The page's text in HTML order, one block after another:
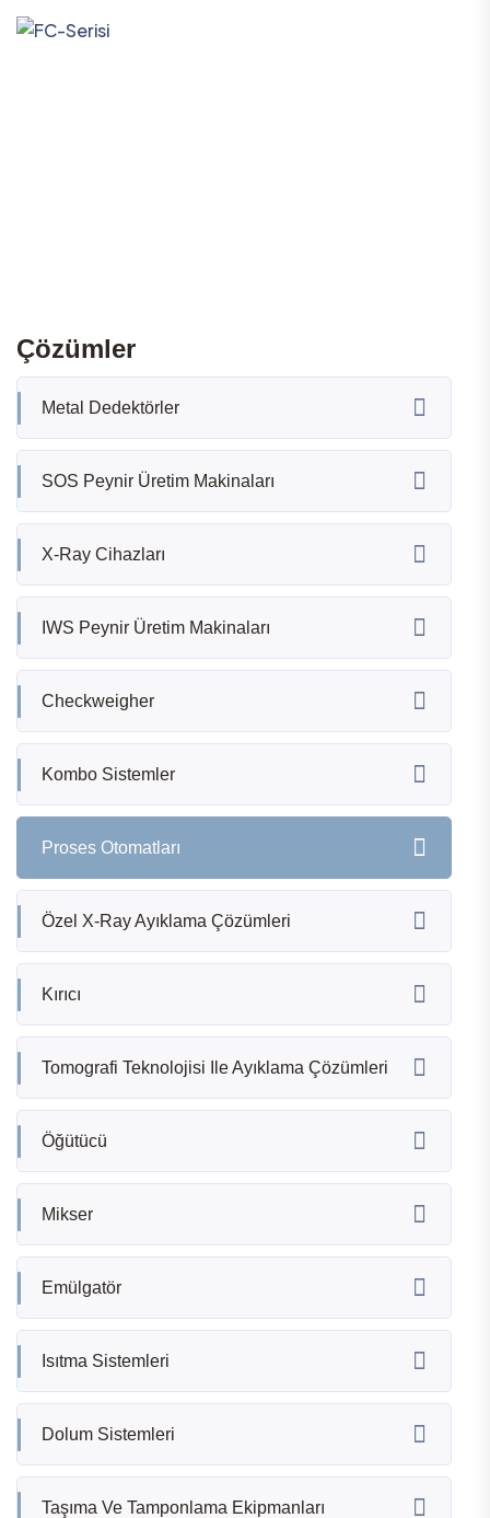
Çözümler
Metal Dedektörler
SOS Peynir Üretim Makinaları
X-Ray Cihazları
IWS Peynir Üretim Makinaları
Checkweigher
Kombo Sistemler
Proses Otomatları
Özel X-Ray Ayıklama Çözümleri
Kırıcı
Tomografi Teknolojisi Ile Ayıklama Çözümleri
Öğütücü
Mikser
Emülgatör
Isıtma Sistemleri
Dolum Sistemleri
Taşıma Ve Tamponlama Ekipmanları